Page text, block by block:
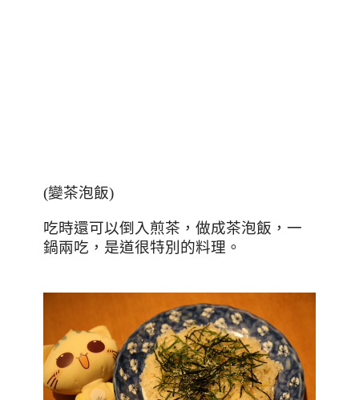
(變茶泡飯)
吃時還可以倒入煎茶，做成茶泡飯，一
鍋兩吃，是道很特別的料理。